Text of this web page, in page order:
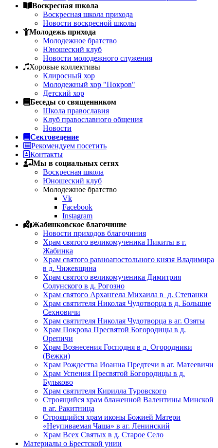
Воскресная школа
Воскресная школа прихода
Новости воскресной школы
Молодежь прихода
Молодежное братство
Юношеский клуб
Новости молодежного служения
Хоровые коллективы
Клиросный хор
Молодежный хор "Покров"
Детский хор
Беседы со священником
Школа православия
Клуб православного общения
Новости
Сектоведение
Рекомендуем посетить
Контакты
Мы в социальных сетях
Воскресная школа
Юношеский клуб
Молодежное братство
Vk
Facebook
Instagram
Жабинковское благочиние
Новости приходов благочиния
Храм святого великомученика Никиты в г.
Жабинка
Храм святого равноапостольного князя Владимира
в д. Чижевщина
Храм святого великомученика Димитрия
Солунского в д. Рогозно
Храм святого Архангела Михаила в д. Степанки
Храм святителя Николая Чудотворца в д. Большие
Сехновичи
Храм святителя Николая Чудотворца в аг. Озяты
Храм Покрова Пресвятой Богородицы в д.
Орепичи
Храм Вознесения Господня в д. Огородники
(Вежки)
Храм Рождества Иоанна Предтечи в аг. Матеевичи
Храм Успения Пресвятой Богородицы в д.
Бульково
Храм святителя Кирилла Туровского
Строящийся храм блаженной Валентины Минской
в аг. Ракитница
Строящийся храм иконы Божией Матери
«Неупиваемая Чаша» в аг. Ленинский
Храм Всех Святых в д. Старое Село
Материалы о Брестской унии